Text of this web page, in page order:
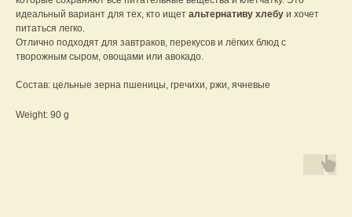
идеальный вариант для тех, кто ищет альтернативу хлебу и хочет
питаться легко.
Отлично подходят для завтраков, перекусов и лёгких блюд с
творожным сыром, овощами или авокадо.
Состав: цельные зерна пшеницы, гречихи, ржи, ячневые
Weight: 90 g